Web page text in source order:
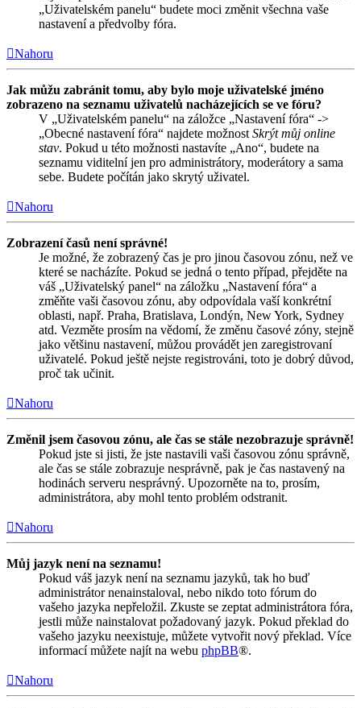
„Uživatelském panelu“ budete moci změnit všechna vaše
nastavení a předvolby fóra.
Nahoru
Jak můžu zabránit tomu, aby bylo moje uživatelské jméno
zobrazeno na seznamu uživatelů nacházejících se ve fóru?
V „Uživatelském panelu“ na záložce „Nastavení fóra“ ->
„Obecné nastavení fóra“ najdete možnost Skrýt můj online
stav. Pokud u této možnosti nastavíte „Ano“, budete na
seznamu viditelní jen pro administrátory, moderátory a sama
sebe. Budete počítán jako skrytý uživatel.
Nahoru
Zobrazení časů není správné!
Je možné, že zobrazený čas je pro jinou časovou zónu, než ve
které se nacházíte. Pokud se jedná o tento případ, přejděte na
váš „Uživatelský panel“ na záložku „Nastavení fóra“ a
změňte vaši časovou zónu, aby odpovídala vaší konkrétní
oblasti, např. Praha, Bratislava, Londýn, New York, Sydney
atd. Vezměte prosím na vědomí, že změnu časové zóny, stejně
jako většinu nastavení, můžou provádět jen zaregistrovaní
uživatelé. Pokud ještě nejste registrováni, toto je dobrý důvod,
proč tak učinit.
Nahoru
Změnil jsem časovou zónu, ale čas se stále nezobrazuje správně!
Pokud jste si jisti, že jste nastavili vaši časovou zónu správně,
ale čas se stále zobrazuje nesprávně, pak je čas nastavený na
hodinách serveru nesprávný. Upozorněte na to, prosím,
administrátora, aby mohl tento problém odstranit.
Nahoru
Můj jazyk není na seznamu!
Pokud váš jazyk není na seznamu jazyků, tak ho buď
administrátor nenainstaloval, nebo nikdo toto fórum do
vašeho jazyka nepřeložil. Zkuste se zeptat administrátora fóra,
jestli může nainstalovat požadovaný jazyk. Pokud překlad do
vašeho jazyku neexistuje, můžete vytvořit nový překlad. Více
informací můžete najít na webu phpBB®.
Nahoru